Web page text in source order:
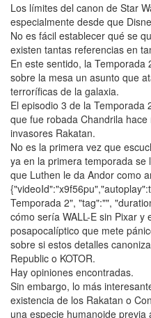
Los límites del canon de Star
especialmente desde que
No es fácil establecer qué se
existen tantas referencias en
En este sentido, la
sobre la mesa un asunto que
terroríficas de la galaxia.
El episodio 3 de la
que fue robada Chandrila
invasores Rakatan.
No es la primera vez que
ya en la primera temporada se
que Luthen le da Andor como
Temporada 2", "tag":"",
cómo sería WALL-E sin Pixar y
posapocalíptico que mete
sobre si estos detalles
Republic o KOTOR.
Hay opiniones encontradas.
Sin embargo, lo más
existencia de los Rakatan o
una especie humanoide